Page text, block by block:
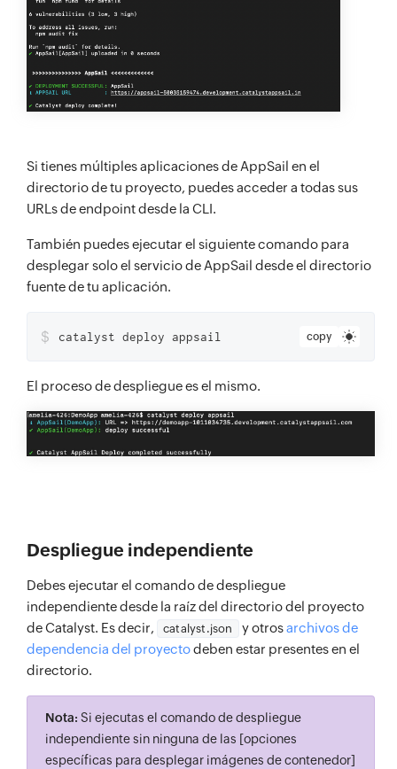
Si tienes múltiples aplicaciones de AppSail en el
directorio de tu proyecto, puedes acceder a todas sus
URLs de endpoint desde la CLI.
También puedes ejecutar el siguiente comando para
desplegar solo el servicio de AppSail desde el directorio
fuente de tu aplicación.
copy
$ catalyst deploy appsail
El proceso de despliegue es el mismo.
Despliegue independiente
Debes ejecutar el comando de despliegue
independiente desde la raíz del directorio del proyecto
de Catalyst. Es decir,
catalyst.json y otrosarchivos de
dependencia del proyectodeben estar presentes en el
directorio.
Nota: Si ejecutas el comando de despliegue
independiente sin ninguna de las [opciones
específicas para desplegar imágenes de contenedor]